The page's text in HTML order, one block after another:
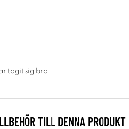
tagit sig bra.
TILL DENNA PRODUKT